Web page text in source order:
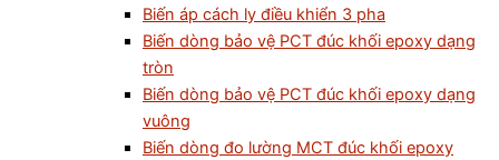
Biến áp cách ly điều khiển 3 pha
Biến dòng bảo vệ PCT đúc khối epoxy dạng
tròn
Biến dòng bảo vệ PCT đúc khối epoxy dạng
vuông
Biến dòng đo lường MCT đúc khối epoxy